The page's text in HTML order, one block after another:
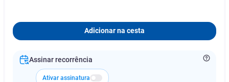
Adicionar na cesta
Assinar recorrência
Ativar assinatura